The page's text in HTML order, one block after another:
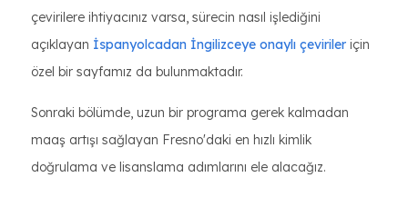
çevirilere ihtiyacınız varsa, sürecin nasıl işlediğini
açıklayan İspanyolcadan İngilizceye onaylı çeviriler için
özel bir sayfamız da bulunmaktadır.
Sonraki bölümde, uzun bir programa gerek kalmadan
maaş artışı sağlayan Fresno'daki en hızlı kimlik
doğrulama ve lisanslama adımlarını ele alacağız.